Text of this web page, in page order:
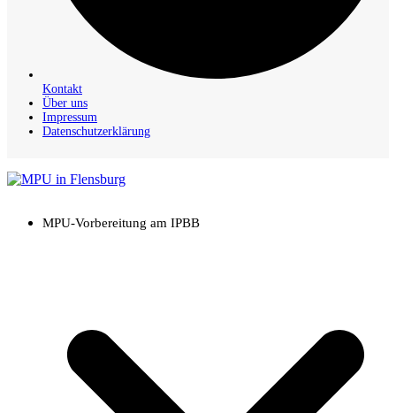
Kontakt
Über uns
Impressum
Datenschutzerklärung
menu
menu
MPU-Vorbereitung am IPBB